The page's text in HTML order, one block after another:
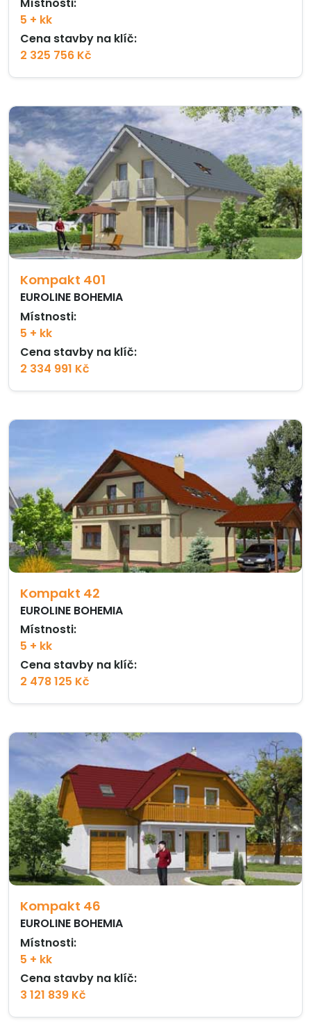
5 + kk
Cena stavby na klíč:
2 325 756 Kč
Kompakt 401
EUROLINE BOHEMIA
Místnosti:
5 + kk
Cena stavby na klíč:
2 334 991 Kč
Kompakt 42
EUROLINE BOHEMIA
Místnosti:
5 + kk
Cena stavby na klíč:
2 478 125 Kč
Kompakt 46
EUROLINE BOHEMIA
Místnosti:
5 + kk
Cena stavby na klíč:
3 121 839 Kč